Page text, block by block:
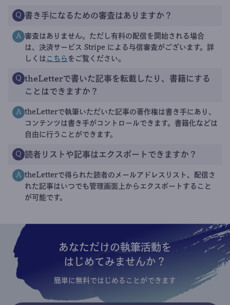
Q 書き手になるための審査はありますか？
A 審査はありません。ただし有料の配信を開始される場合
は、決済サービス Stripe による与信審査がございます。詳
しくは こちら をご覧ください。
Q theLetterで書いた記事を転載したり、書籍にする
ことはできますか？
A theLetterで執筆いただいた記事の著作権は書き手にあり、
コンテンツは書き手がコントロールできます。書籍化などは
自由に行うことができます。
Q 読者リストや記事はエクスポートできますか？
A theLetterで得られた読者のメールアドレスリスト、配信さ
れた記事はいつでも管理画面上からエクスポートすること
が可能です。
あなただけの執筆活動を
はじめてみませんか？
簡単に無料ではじめることができます